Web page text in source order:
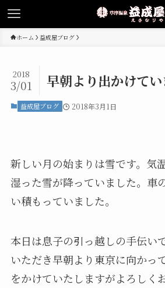
ホーム 益成屋ブログ
早朝より出かけて
2018
3/01
益成屋ブログ 2018年3月1日
新しい月の始まりは雪です。気
湿った雪が降っていました。車
い積もっていました。
本日は息子の引っ越しの手伝い
いただき早朝より東京に向かっ
をかけていたしますがよろしく